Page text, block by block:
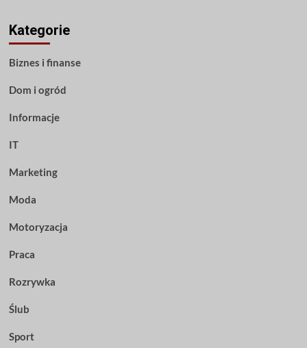
Kategorie
Biznes i finanse
Dom i ogród
Informacje
IT
Marketing
Moda
Motoryzacja
Praca
Rozrywka
Ślub
Sport